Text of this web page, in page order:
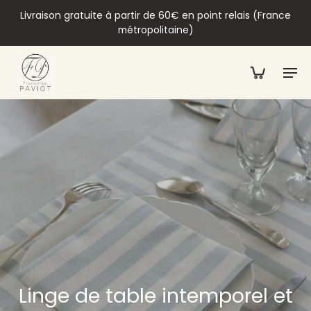
Livraison gratuite à partir de 60€ en point relais (France
métropolitaine)
Linge de table intemporel et